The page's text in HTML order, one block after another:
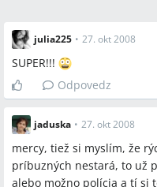
julia225 • 27. okt 2008
SUPER!!!
Odpovedz
jaduska • 27. okt 2008
mercy, tiež si myslím, že
príbuzných nestará, to už
alebo možno polícia a tí si